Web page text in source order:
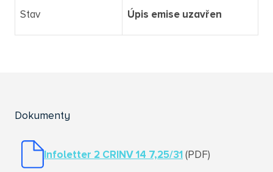
Stav Úpis emise uzavřen
Dokumenty
Infoletter 2 CRINV 14 7,25/31 (PDF)